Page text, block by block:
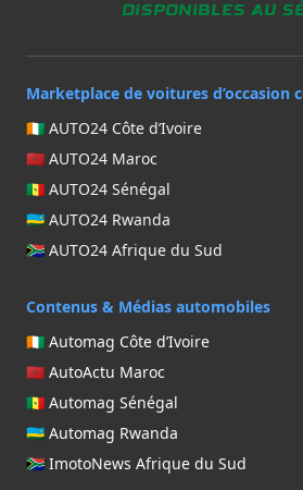
disponibles au
Marketplace de voitures d’occasion
🇨🇮 AUTO24 Côte d’Ivoire
🇲🇦 AUTO24 Maroc
🇸🇳 AUTO24 Sénégal
🇷🇼 AUTO24 Rwanda
🇿🇦 AUTO24 Afrique du Sud
Contenus & Médias automobiles
🇨🇮 Automag Côte d’Ivoire
🇲🇦 AutoActu Maroc
🇸🇳 Automag Sénégal
🇷🇼 Automag Rwanda
🇿🇦 ImotoNews Afrique du Sud